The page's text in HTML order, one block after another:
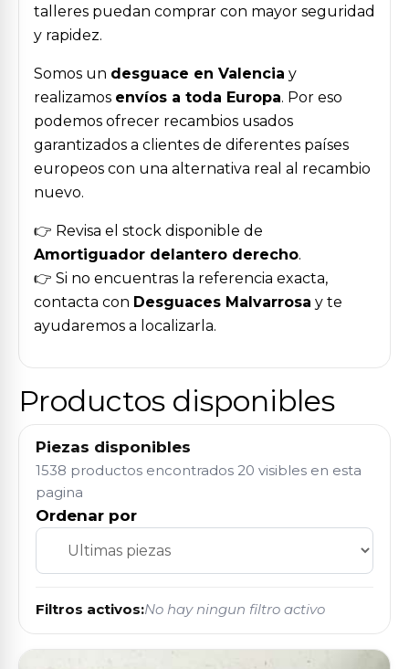
talleres puedan comprar con mayor seguridad
y rapidez.
Somos un desguace en Valencia y
realizamos envíos a toda Europa. Por eso
podemos ofrecer recambios usados
garantizados a clientes de diferentes países
europeos con una alternativa real al recambio
nuevo.
👉 Revisa el stock disponible de
Amortiguador delantero derecho.
👉 Si no encuentras la referencia exacta,
contacta con Desguaces Malvarrosa y te
ayudaremos a localizarla.
Productos disponibles
Piezas disponibles
1538 productos encontrados 20 visibles en esta
pagina
Ordenar por
Filtros activos:No hay ningun filtro activo